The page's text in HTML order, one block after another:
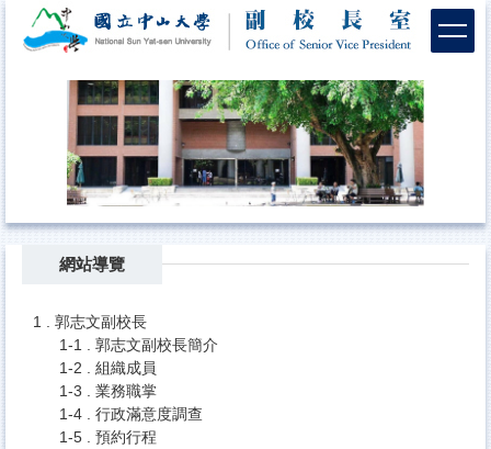
到
網站導覽
1 . 郭志文副校長
1-1 . 郭志文副校長簡介
1-2 . 組織成員
1-3 . 業務職掌
1-4 . 行政滿意度調查
1-5 . 預約行程